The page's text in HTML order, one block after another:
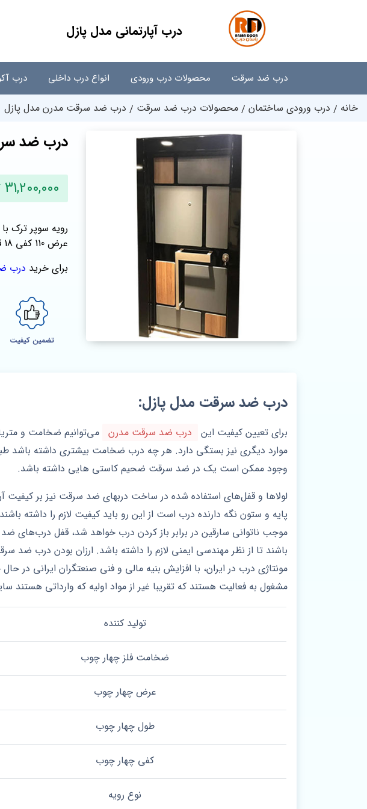
درب آپارتمانی مدل پازل
درب ضد سرقت محصولات درب ورودی انواع درب داخلی درب
خانه درب ورودی ساختمان محصولات درب ضد سرقت درب ضد سرقت مدرن مدل پازل
درب ضد
31,200,000 تومان
عرض 110 کفی 18 قفل با 5 سال ضمانت.
برای خرید درب
تضمین کیفیت
درب ضد سرقت مدل پازل:
برای تعیین کیفیت این درب ضد سرقت مدرن می‌توانیم ضخامت و
موارد دیگری نیز بستگی دارد. هر چه درب ضخامت بیشتری داشته باشد
وجود ممکن است یک در ضد سرقت ضحیم کاستی هایی داشته باشد.
لولاها و قفل‌های استفاده شده در ساخت دربهای ضد سرقت نیز بر کیفیت
پایه‌ و ستون نگه دارنده درب است از این رو باید کیفیت لازم را
موجب ناتوانی سارقین در برابر باز کردن درب خواهد شد، قفل درب‌های ضد
باشند تا از نظر مهندسی ایمنی لازم را داشته باشد. ارزان بودن درب
مونتاژی درب در ایران، با افزایش بنیه مالی و فنی صنعتگران ایرانی
مشغول به فعالیت هستند که تقریبا غیر از مواد اولیه که وارداتی هستند
تولید کننده
ضخامت فلز چهار چوب
عرض چهار چوب
طول چهار چوب
کفی چهار چوب
نوع رویه